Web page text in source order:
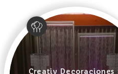
Creativ Decoraciones